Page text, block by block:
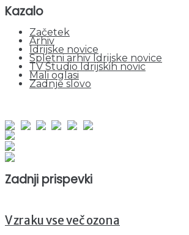
Kazalo
Začetek
Arhiv
Idrijske novice
Spletni arhiv Idrijske novice
TV Studio Idrijskih novic
Mali oglasi
Zadnje slovo
Zadnji prispevki
V zraku vse več ozona